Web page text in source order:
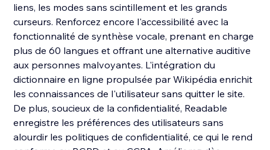
liens, les modes sans scintillement et les grands
curseurs. Renforcez encore l'accessibilité avec la
fonctionnalité de synthèse vocale, prenant en charge
plus de 60 langues et offrant une alternative auditive
aux personnes malvoyantes. L'intégration du
dictionnaire en ligne propulsée par Wikipédia enrichit
les connaissances de l'utilisateur sans quitter le site.
De plus, soucieux de la confidentialité, Readable
enregistre les préférences des utilisateurs sans
alourdir les politiques de confidentialité, ce qui le rend